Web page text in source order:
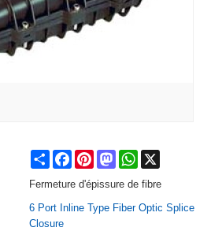
Share FacebookPinterestMastodonWhatsApp
Fermeture d'épissure de fibre
6 Port Inline Type Fiber Optic Splice
Closure